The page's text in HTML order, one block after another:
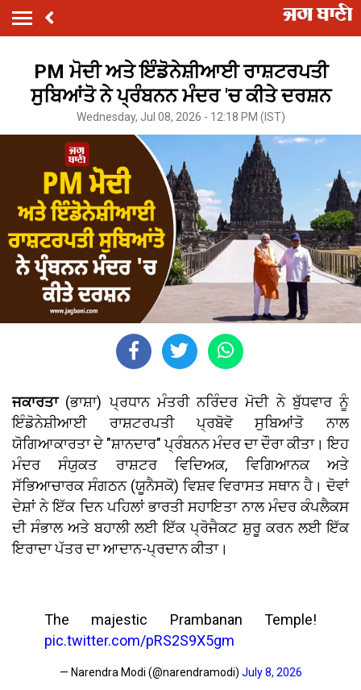
PM ਮੋਦੀ ਅਤੇ ਇੰਡੋਨੇਸ਼ੀਆਈ ਰਾਸ਼ਟਰਪਤੀ
ਸੁਬਿਆਂਤੋ ਨੇ ਪ੍ਰੰਬਨਨ ਮੰਦਰ 'ਚ ਕੀਤੇ ਦਰਸ਼ਨ
Wednesday, Jul 08, 2026 - 12:18 PM (IST)
ਜਕਾਰਤਾ(ਭਾਸ਼ਾ) ਪ੍ਰਧਾਨ ਮੰਤਰੀ ਨਰਿੰਦਰ ਮੋਦੀ ਨੇ ਬੁੱਧਵਾਰ ਨੂੰ
ਇੰਡੋਨੇਸ਼ੀਆਈ ਰਾਸ਼ਟਰਪਤੀ ਪ੍ਰਬੋਵੋ ਸੁਬਿਆਂਤੋ ਨਾਲ
ਯੋਗਿਆਕਾਰਤਾ ਦੇ "ਸ਼ਾਨਦਾਰ" ਪ੍ਰੰਬਨਨ ਮੰਦਰ ਦਾ ਦੌਰਾ ਕੀਤਾ। ਇਹ
ਮੰਦਰ ਸੰਯੁਕਤ ਰਾਸ਼ਟਰ ਵਿਦਿਅਕ, ਵਿਗਿਆਨਕ ਅਤੇ
ਸੱਭਿਆਚਾਰਕ ਸੰਗਠਨ (ਯੂਨੈਸਕੋ) ਵਿਸ਼ਵ ਵਿਰਾਸਤ ਸਥਾਨ ਹੈ। ਦੋਵਾਂ
ਦੇਸ਼ਾਂ ਨੇ ਇੱਕ ਦਿਨ ਪਹਿਲਾਂ ਭਾਰਤੀ ਸਹਾਇਤਾ ਨਾਲ ਮੰਦਰ ਕੰਪਲੈਕਸ
ਦੀ ਸੰਭਾਲ ਅਤੇ ਬਹਾਲੀ ਲਈ ਇੱਕ ਪ੍ਰੋਜੈਕਟ ਸ਼ੁਰੂ ਕਰਨ ਲਈ ਇੱਕ
ਇਰਾਦਾ ਪੱਤਰ ਦਾ ਆਦਾਨ-ਪ੍ਰਦਾਨ ਕੀਤਾ।
The majestic Prambanan Temple!
pic.twitter.com/pRS2S9X5gm
— Narendra Modi (@narendramodi) July 8, 2026